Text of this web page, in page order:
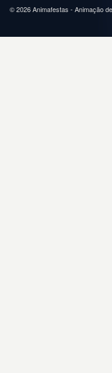
© 2026 Animafestas - Animação